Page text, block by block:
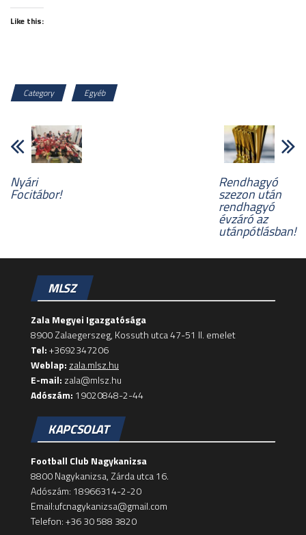
Like this:
Category Egyéb
Nyári
Focitábor!
Rendhagyó
szezon után
rendhagyó
évzáró az
utánpótlásban!
MLSZ
Zala Megyei Igazgatósága
8900 Zalaegerszeg, Kossuth utca 47-51 II. emelet
Tel:+3692347206
Weblap: zala.mlsz.hu
E-mail: zala@mlsz.hu
Adószám: 19020848-2-44
KAPCSOLAT
Football Club Nagykanizsa
8800 Nagykanizsa, Zárda utca 16.
Adószám: 18966314-2-20
Email:ufcnagykanizsa@gmail.com
Telefon: +36 30 588 3820